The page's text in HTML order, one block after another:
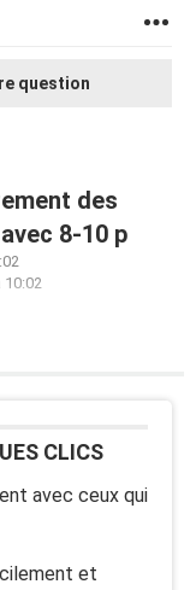
question
des
8-10 p
10:02
CLICS
avec ceux qui
et